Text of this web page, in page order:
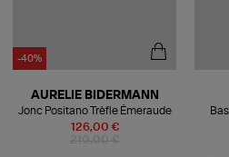
-40%
126,00 €
AURELIE BIDERMANN
Jonc Positano Trèfle Émeraude